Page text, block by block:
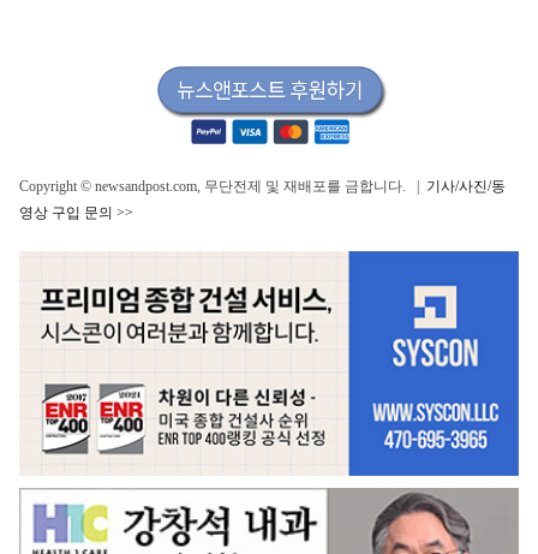
Copyright © newsandpost.com, 무단전제 및 재배포를 금합니다. | 기사/사진/동
영상 구입 문의 >>